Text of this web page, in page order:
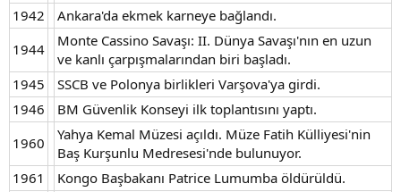
1942
Ankara'da ekmek karneye bağlandı.
1944
Monte Cassino Savaşı: II. Dünya Savaşı'nın en uzun
ve kanlı çarpışmalarından biri başladı.
1945
SSCB ve Polonya birlikleri Varşova'ya girdi.
1946
BM Güvenlik Konseyi ilk toplantısını yaptı.
1960
Yahya Kemal Müzesi açıldı. Müze Fatih Külliyesi'nin
Baş Kurşunlu Medresesi'nde bulunuyor.
1961
Kongo Başbakanı Patrice Lumumba öldürüldü.